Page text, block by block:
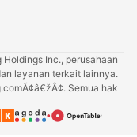
Inc., perusahaan
layanan terkait lainnya.
Semua hak